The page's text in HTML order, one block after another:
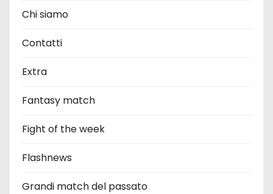
Chi siamo
Contatti
Extra
Fantasy match
Fight of the week
Flashnews
Grandi match del passato